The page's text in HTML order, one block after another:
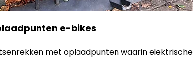
e-bikes
met oplaadpunten waarin elektrische